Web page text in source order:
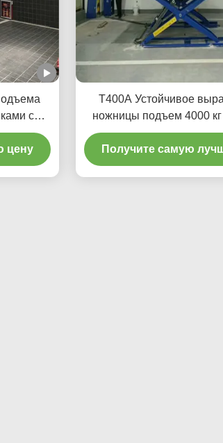
с
цену
T400A Устойчивое
ножницы подъем 4000
подъемом
Получите самую